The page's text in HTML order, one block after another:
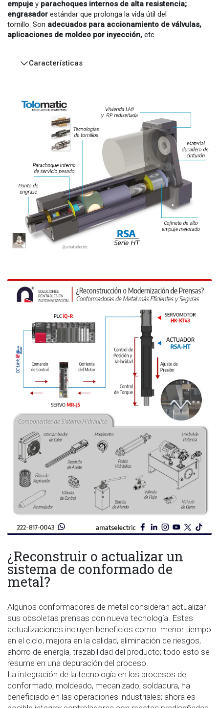
empuje y parachoques internos de alta resistencia;
engrasador estándar que prolonga la vida útil del
tornillo. Son adecuados para accionamiento de válvulas,
aplicaciones de moldeo por inyección, etc.
Características
¿Reconstruir o actualizar un
sistema de conformado de
metal?
Algunos conformadores de metal consideran actualizar
sus obsoletas prensas con nueva tecnología. Estas
actualizaciones incluyen beneficios como: menor tiempo
en el ciclo, mejora en la calidad, eliminación de riesgos,
ahorro de energía, trazabilidad del producto; todo esto se
resume en una depuración del proceso.
La integración de la tecnología en los procesos de
conformado, moldeado, mecanizado, soldadura, ha
beneficiado en las operaciones industriales; ahora es